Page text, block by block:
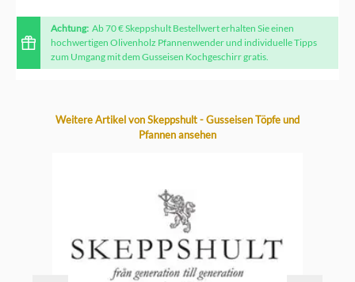
Achtung:Ab 70 € Skeppshult Bestellwert erhalten Sie einen
hochwertigen Olivenholz Pfannenwender und individuelle Tipps
zum Umgang mit dem Gusseisen Kochgeschirr gratis.
Produktgalerie überspringen
Weitere Artikel von Skeppshult - Gusseisen Töpfe und
Pfannen ansehen